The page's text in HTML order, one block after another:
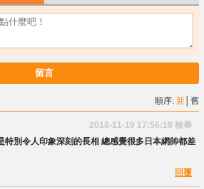
留言
順序:新 │舊
2018-11-19 17:56:18 檢舉
特別令人印象深刻的長相 總感覺很多日本網帥都差
回覆